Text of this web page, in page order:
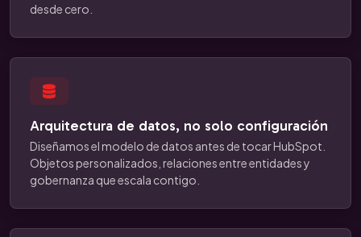
desde cero.
Arquitectura de datos, no solo configuración
Diseñamos el modelo de datos antes de tocar HubSpot.
Objetos personalizados, relaciones entre entidades y
gobernanza que escala contigo.